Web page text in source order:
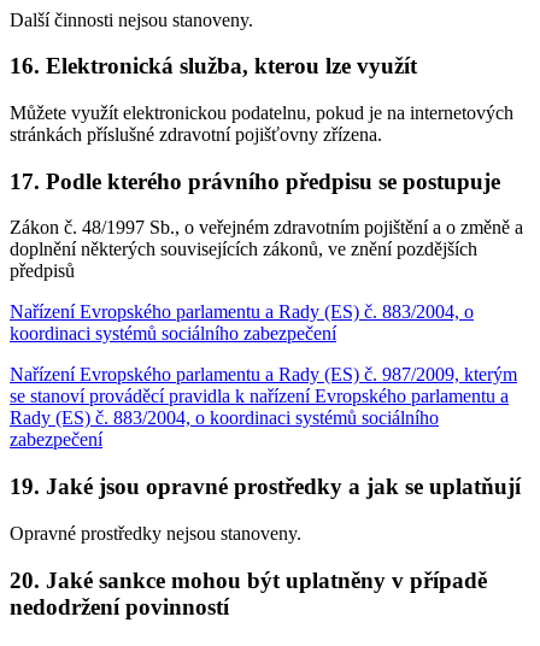
Další činnosti nejsou stanoveny.
16. Elektronická služba, kterou lze využít
Můžete využít elektronickou podatelnu, pokud je na internetových
stránkách příslušné zdravotní pojišťovny zřízena.
17. Podle kterého právního předpisu se postupuje
Zákon č. 48/1997 Sb., o veřejném zdravotním pojištění a o změně a
doplnění některých souvisejících zákonů, ve znění pozdějších
předpisů
Nařízení Evropského parlamentu a Rady (ES) č. 883/2004, o
koordinaci systémů sociálního zabezpečení
Nařízení Evropského parlamentu a Rady (ES) č. 987/2009, kterým
se stanoví prováděcí pravidla k nařízení Evropského parlamentu a
Rady (ES) č. 883/2004, o koordinaci systémů sociálního
zabezpečení
19. Jaké jsou opravné prostředky a jak se uplatňují
Opravné prostředky nejsou stanoveny.
20. Jaké sankce mohou být uplatněny v případě
nedodržení povinností